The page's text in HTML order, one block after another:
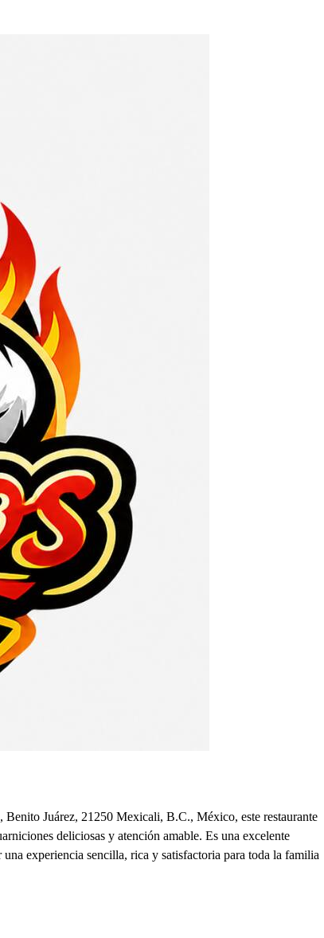
Juárez, 21250 Mexicali, B.C., México, este restaurante
deliciosas y atención amable. Es una excelente
experiencia sencilla, rica y satisfactoria para toda la familia